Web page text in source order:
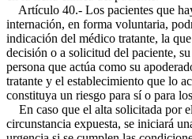
Artículo 40.- Los pacientes que
internación, en forma voluntaria,
indicación del médico tratante, la
decisión o a solicitud del paciente,
persona que actúa como su
tratante y el establecimiento que lo
constituya un riesgo para sí o para
En caso que el alta solicitada por
circunstancia expuesta, se iniciará